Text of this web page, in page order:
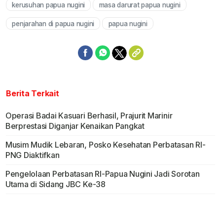
Mute
kerusuhan papua nugini masa darurat papua nugini
penjarahan di papua nugini papua nugini
Berita Terkait
Operasi Badai Kasuari Berhasil, Prajurit Marinir
Berprestasi Diganjar Kenaikan Pangkat
Musim Mudik Lebaran, Posko Kesehatan Perbatasan RI-
PNG Diaktifkan
Pengelolaan Perbatasan RI-Papua Nugini Jadi Sorotan
Utama di Sidang JBC Ke-38